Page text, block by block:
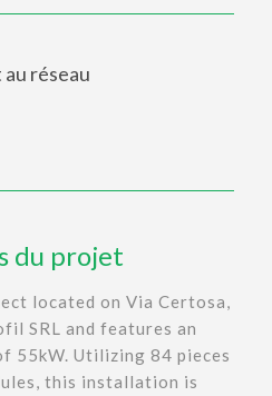
réseau
du projet
located on Via Certosa,
SRL and features an
55kW. Utilizing 84 pieces
this installation is